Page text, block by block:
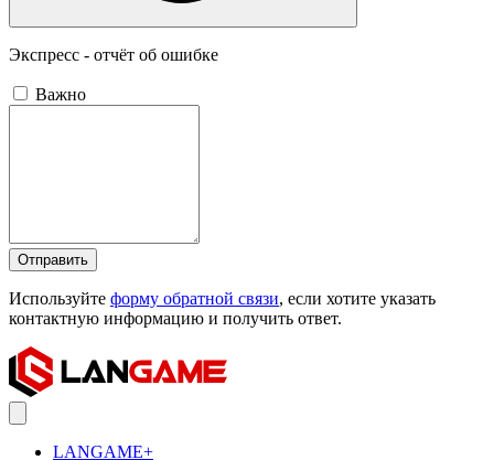
Экспресс - отчёт об ошибке
Важно
Отправить
Используйте форму обратной связи, если хотите указать
контактную информацию и получить ответ.
LANGAME+